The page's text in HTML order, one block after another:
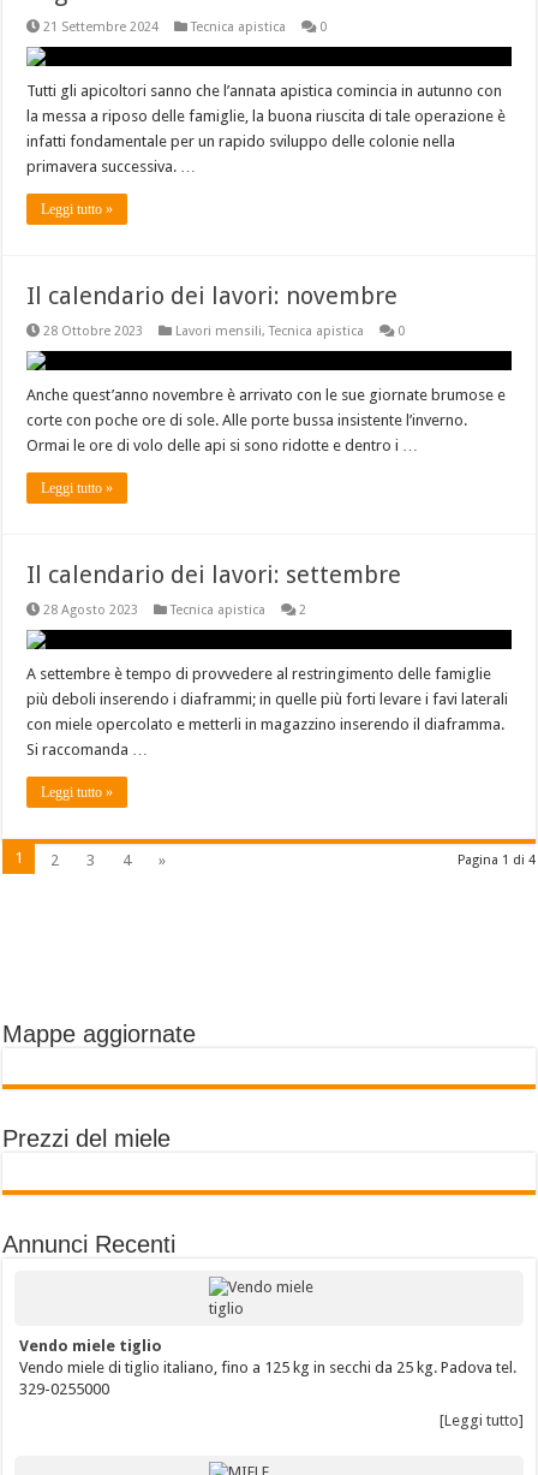
21 Settembre 2024 Tecnica apistica 0
Tutti gli apicoltori sanno che l’annata apistica comincia in autunno con
la messa a riposo delle famiglie, la buona riuscita di tale operazione è
infatti fondamentale per un rapido sviluppo delle colonie nella
primavera successiva. …
Leggi tutto »
Il calendario dei lavori: novembre
28 Ottobre 2023 Lavori mensili,Tecnica apistica 0
Anche quest’anno novembre è arrivato con le sue giornate brumose e
corte con poche ore di sole. Alle porte bussa insistente l’inverno.
Ormai le ore di volo delle api si sono ridotte e dentro i …
Leggi tutto »
Il calendario dei lavori: settembre
28 Agosto 2023 Tecnica apistica 2
A settembre è tempo di provvedere al restringimento delle famiglie
più deboli inserendo i diaframmi; in quelle più forti levare i favi laterali
con miele opercolato e metterli in magazzino inserendo il diaframma.
Si raccomanda …
Leggi tutto »
Pagina 1 di 4
1 2 3 4 »
Mappe aggiornate
Prezzi del miele
Annunci Recenti
Vendo miele tiglio
Vendo miele di tiglio italiano, fino a 125 kg in secchi da 25 kg. Padova tel.
329-0255000
[Leggi tutto]